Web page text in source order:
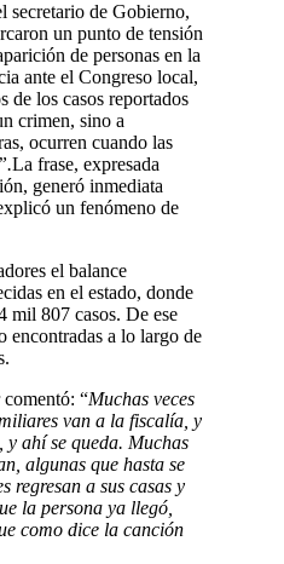
secretario de Gobierno,
un punto de tensión
de personas en la
ante el Congreso local,
de los casos reportados
crimen, sino a
ocurren cuando las
La frase, expresada
generó inmediata
un fenómeno de
el balance
en el estado, donde
mil 807 casos. De ese
encontradas a lo largo de
“Muchas veces
van a la fiscalía, y
y ahí se queda. Muchas
algunas que hasta se
regresan a sus casas y
la persona ya llegó,
como dice la canción